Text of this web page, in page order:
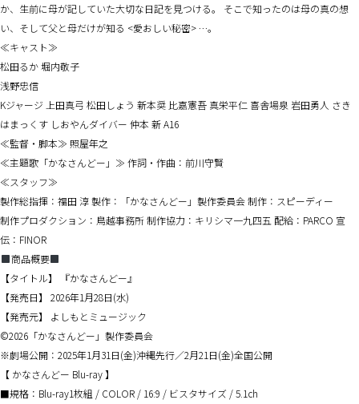
か、生前に母が記していた大切な日記を見つける。 そこで知ったのは母の真の想
い、そして父と母だけが知る <愛おしい秘密> …。
≪キャスト≫
松田るか 堀内敬子
浅野忠信
Kジャージ 上田真弓 松田しょう 新本奨 比嘉憲吾 真栄平仁 喜舎場泉 岩田勇人 さき
はまっくす しおやんダイバー 仲本 新 A16
≪監督・脚本≫ 照屋年之
≪主題歌「かなさんどー」≫ 作詞・作曲：前川守賢
≪スタッフ≫
製作総指揮：福田 淳 製作：「かなさんどー」製作委員会 制作：スピーディー
制作プロダクション：鳥越事務所 制作協力：キリシマ一九四五 配給：PARCO 宣
伝：FINOR
商品概要
【タイトル】 『かなさんどー』
【発売日】 2026年1月28日(水)
【発売元】 よしもとミュージック
©2026「かなさんどー」製作委員会
※劇場公開：2025年1月31日(金)沖縄先行／2月21日(金)全国公開
【 かなさんどー Blu-ray 】
■規格：Blu-ray1枚組 / COLOR / 16:9 / ビスタサイズ / 5.1ch